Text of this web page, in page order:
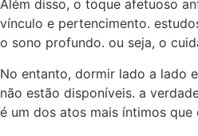
Além disso, o toque afetuoso
vínculo e pertencimento.
o sono profundo. ou seja, o
No entanto, dormir lado a lado
não estão disponíveis. a
é um dos atos mais íntimos